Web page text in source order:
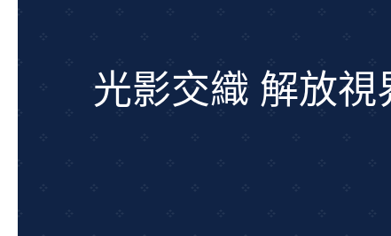
光影交織 解放